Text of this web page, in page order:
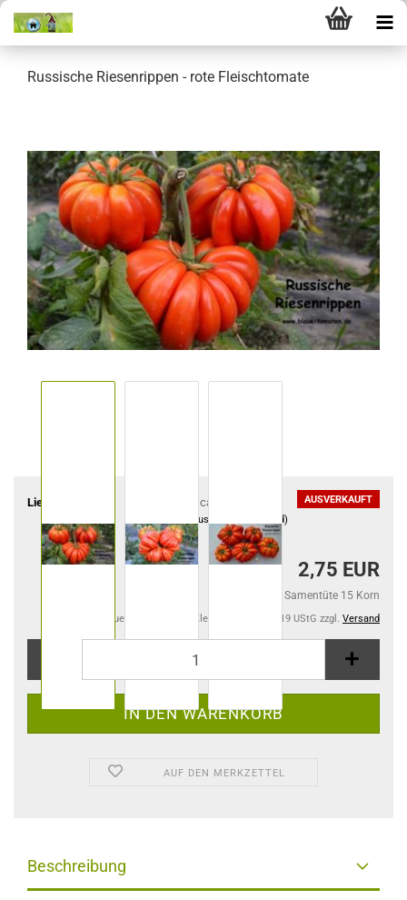
Russische Riesenrippen - rote Fleischtomate
AUSVERKAUFT
Lieferzeit: ca. 8 Wochen
(Ausland abweichend)
2,75 EUR
2,75 EUR pro Samentüte 15 Korn
Kein Steuerausweis gem. Kleinuntern.-Reg. §19 UStG zzgl. Versand
AUF DEN MERKZETTEL
Beschreibung